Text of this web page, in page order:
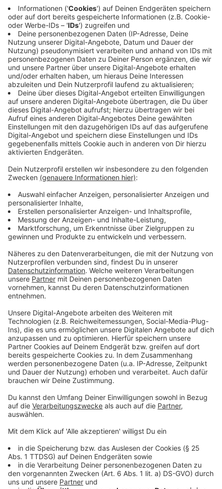
Anzeige
Die Verpflichtung zum Tragen einer Maske in Bussen
und Bahnen des NRW-Nahverkehrs fällt damit knapp
drei Jahre nach ihrer Einführung weg.
Anzeige
"Selbstverständlich können diejenigen, die sich
besonders schützen wollen, freiwillig eine Maske
tragen", erklärte der Sprecher des NRW-
Gesundheitsministeriums weiter. Über weitere
mögliche Anpassungen der Coronaschutzmaßnahmen,
insbesondere der Isolationspflicht, werde die
Landesregierung von Nordrhein-Westfalen "sehr
rechtzeitig vor Ablauf der derzeit gültigen
Coronaschutzverordnung entscheiden."
Das NRW-Gesundheitsministerium hatte zuletzt am
16. Dezember vergangenen Jahres eine Verordnung
Coronaschutzverordnung sowie der Test- und
Quarantäneverordnung bis zum 31. Januar verlängert
wurden. Nach NRW-Landesrecht besteht im
öffentlichen Nahverkehr bis dahin damit weiter eine
Pflicht zum Tragen einer medizinischen Maske (OP-
Maske) oder einer Maske des Standards ffp2 oder
Anzeige
Die Bundesregierung hatte unmittelbar zuvor am
Freitag angekündigt, dass die Maskenpflicht im
Fernverkehr (ffp2-Maske) zum 2. Februar fallen soll.
Das gab Bundesgesundheitsminister Karl Lauterbach